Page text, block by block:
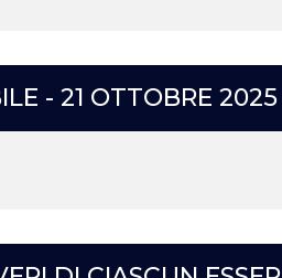
- 21 OTTOBRE 2025